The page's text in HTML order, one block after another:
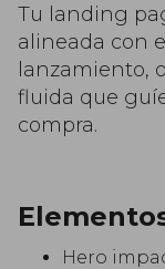
Tu landing
alineada con
lanzamiento,
fluida que
compra.
Hero